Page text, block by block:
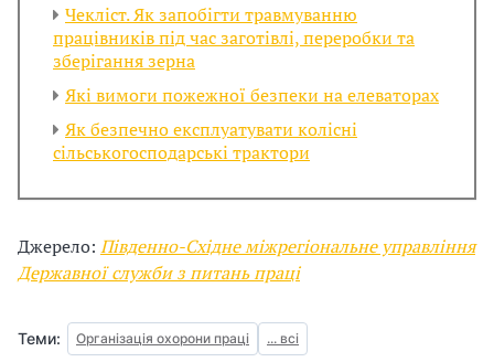
Чекліст. Як запобігти травмуванню
працівників під час заготівлі, переробки та
зберігання зерна
Які вимоги пожежної безпеки на елеваторах
Як безпечно експлуатувати колісні
сільськогосподарські трактори
Джерело: Південно-Східне міжрегіональне управління
Державної служби з питань праці
Теми: Організація охорони праці ... всі